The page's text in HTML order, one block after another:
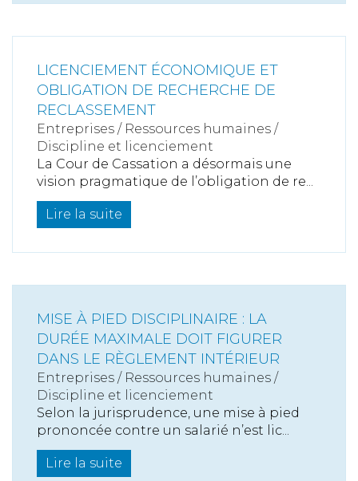
LICENCIEMENT ÉCONOMIQUE ET
OBLIGATION DE RECHERCHE DE
RECLASSEMENT
Entreprises / Ressources humaines /
Discipline et licenciement
La Cour de Cassation a désormais une
vision pragmatique de l’obligation de re...
Lire la suite
MISE À PIED DISCIPLINAIRE : LA
DURÉE MAXIMALE DOIT FIGURER
DANS LE RÈGLEMENT INTÉRIEUR
Entreprises / Ressources humaines /
Discipline et licenciement
Selon la jurisprudence, une mise à pied
prononcée contre un salarié n’est lic...
Lire la suite